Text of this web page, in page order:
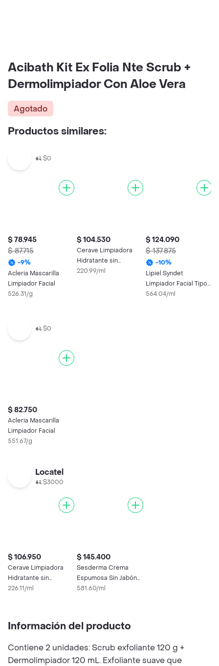
Acibath Kit Ex Folia Nte Scrub +
Dermolimpiador Con Aloe Vera
Agotado
Productos similares:
$0
$ 78.945
$ 87.715
-9%
Acleria Mascarilla
Limpiador Facial
526.31/g
$ 104.530
Cerave Limpiadora
Hidratante sin
Perfume
220.99/ml
$ 124.090
$ 137.875
-10%
Lipiel Syndet
Limpiador Facial Tipo
Crema
564.04/ml
$0
$ 82.750
Acleria Mascarilla
Limpiador Facial
551.67/g
Locatel
$3000
$ 106.950
Cerave Limpiadora
Hidratante sin
Perfume
226.11/ml
$ 145.400
Sesderma Crema
Espumosa Sin Jabón
Salises
581.60/ml
Información del producto
Contiene 2 unidades: Scrub exfoliante 120 g +
Dermolimpiador 120 mL. Exfoliante suave que